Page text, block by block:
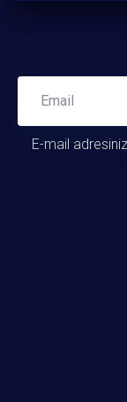
E-mail